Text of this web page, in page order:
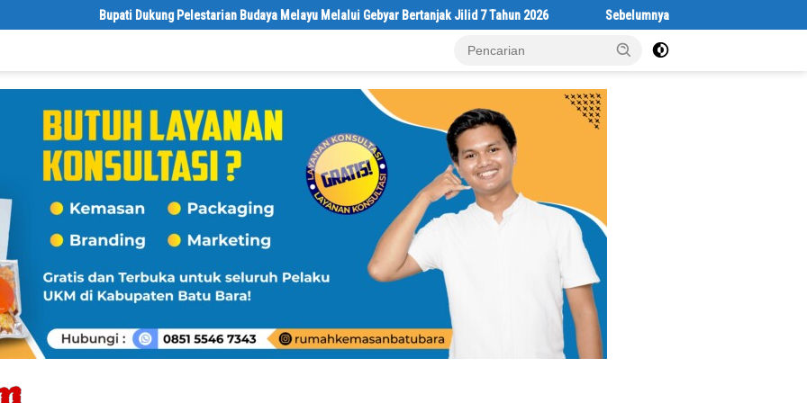
Bupati Dukung Pelestarian Budaya Melayu Melalui Gebyar Bertanjak Jilid 7 Tahun 2026 Sebelumnya Berlantaikan Tanah Beralaskan